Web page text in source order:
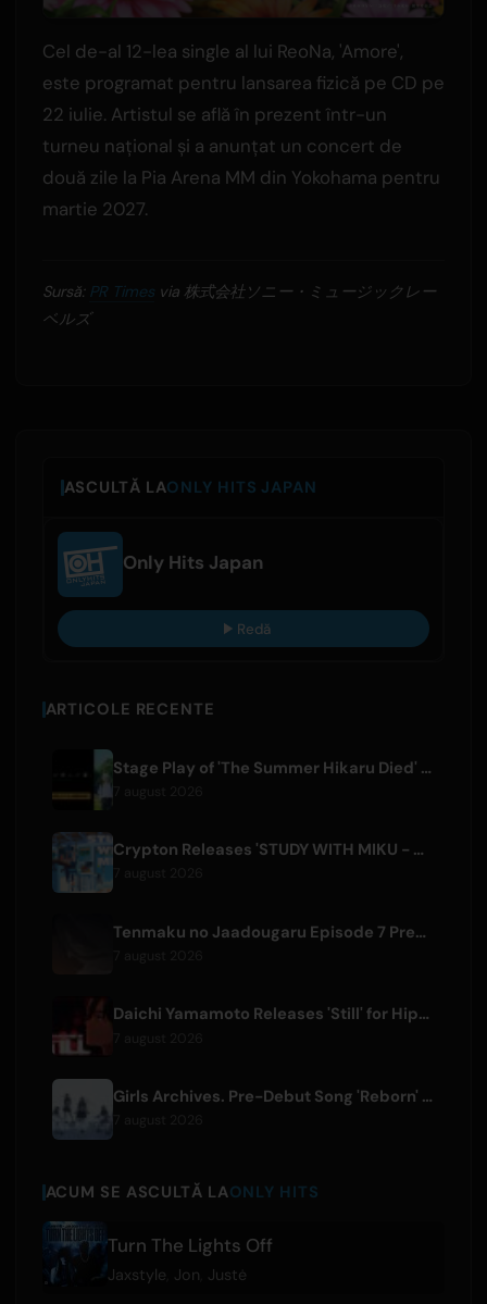
Cel de-al 12-lea single al lui ReoNa, 'Amore',
este programat pentru lansarea fizică pe CD pe
22 iulie. Artistul se află în prezent într-un
turneu național și a anunțat un concert de
două zile la Pia Arena MM din Yokohama pentru
martie 2027.
Sursă: PR Timesvia 株式会社ソニー・ミュージックレー
ベルズ
ASCULTĂ LAONLY HITS JAPAN
Only Hits Japan
Redă
ARTICOLE RECENTE
Stage Play of 'The Summer Hikaru Died' Streams Globally for Free on ABEMA
Crypton Releases 'STUDY WITH MIKU - part6 -' Instrumental BGM Video
Tenmaku no Jaadougaru Episode 7 Preview Released
Daichi Yamamoto Releases 'Still' for Hip-Hop Anime 'Shadow Beat'
Girls Archives. Pre-Debut Song 'Reborn' is Theme for Netflix Film
ACUM SE ASCULTĂ LAONLY HITS
Turn The Lights Off
Jaxstyle Jon Justė